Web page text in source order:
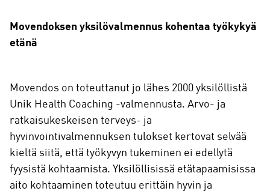
Movendoksen yksilövalmennus kohentaa työkykyä
etänä
Movendos on toteuttanut jo lähes 2000 yksilöllistä
Unik Health Coaching -valmennusta. Arvo- ja
ratkaisukeskeisen terveys- ja
hyvinvointivalmennuksen tulokset kertovat selvää
kieltä siitä, että työkyvyn tukeminen ei edellytä
fyysistä kohtaamista. Yksilöllisissä etätapaamisissa
aito kohtaaminen toteutuu erittäin hyvin ja